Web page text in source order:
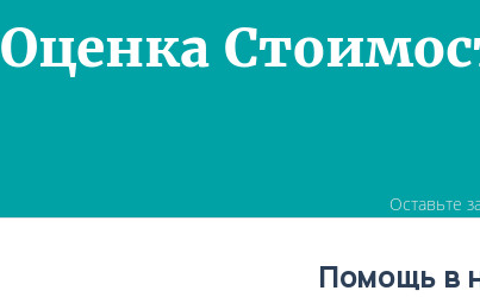
Оценка
Оставьте
Помощь в